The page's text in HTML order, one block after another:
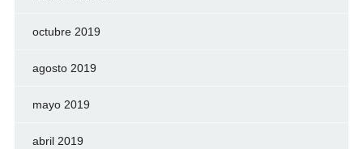
octubre 2019
agosto 2019
mayo 2019
abril 2019